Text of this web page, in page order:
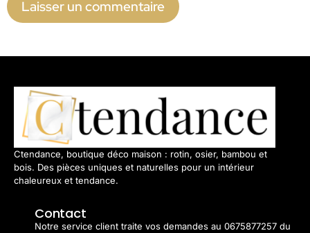
Ctendance, boutique déco maison : rotin, osier, bambou et
bois. Des pièces uniques et naturelles pour un intérieur
chaleureux et tendance.
Contact
Notre service client traite vos demandes au 0675877257 du